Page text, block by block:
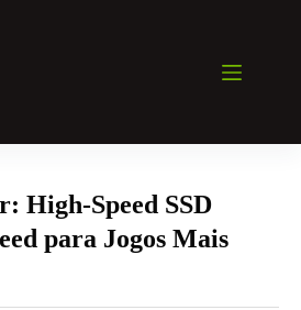
High-Speed SSD
para Jogos Mais